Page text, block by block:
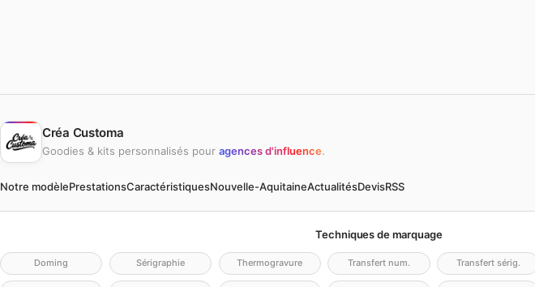
Créa Customa
Goodies & kits personnalisés pour agences d'influence.
Notre modèlePrestationsCaractéristiquesNouvelle-AquitaineActualitésDevisRSS
Techniques de marquage
Doming Sérigraphie Thermogravure Transfert num. Transfert sérig.